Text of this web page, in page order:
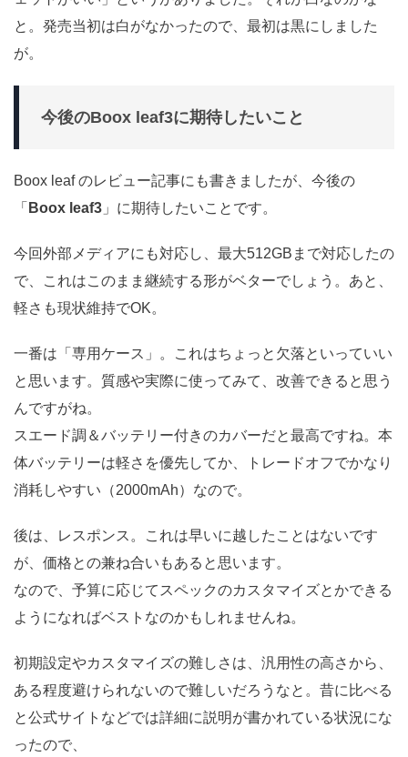
と。発売当初は白がなかったので、最初は黒にしました
が。
今後のBoox leaf3に期待したいこと
Boox leaf のレビュー記事にも書きましたが、今後の
「 Boox leaf3 」に期待したいことです。
今回外部メディアにも対応し、最大512GBまで対応したの
で、これはこのまま継続する形がベターでしょう。あと、
軽さも現状維持でOK。
一番は「専用ケース」。これはちょっと欠落といっていい
と思います。質感や実際に使ってみて、改善できると思う
んですがね。
スエード調＆バッテリー付きのカバーだと最高ですね。本
体バッテリーは軽さを優先してか、トレードオフでかなり
消耗しやすい（2000mAh）なので。
後は、レスポンス。これは早いに越したことはないです
が、価格との兼ね合いもあると思います。
なので、予算に応じてスペックのカスタマイズとかできる
ようになればベストなのかもしれませんね。
初期設定やカスタマイズの難しさは、汎用性の高さから、
ある程度避けられないので難しいだろうなと。昔に比べる
と公式サイトなどでは詳細に説明が書かれている状況にな
ったので、